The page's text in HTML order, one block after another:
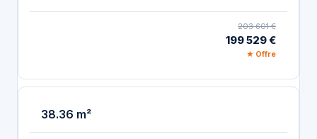
203 601 €
199 529 €
★ Offre
38.36 m²